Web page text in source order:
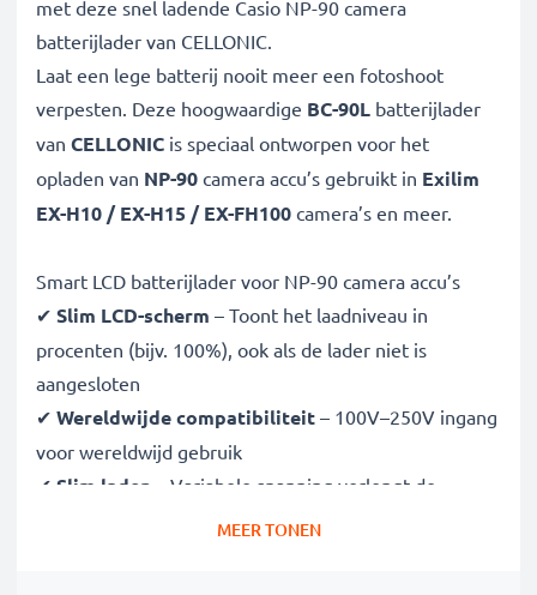
met deze snel ladende Casio NP-90 camera
batterijlader van CELLONIC.
Laat een lege batterij nooit meer een fotoshoot
verpesten. Deze hoogwaardige BC-90L batterijlader
van CELLONIC is speciaal ontworpen voor het
opladen van NP-90 camera accu’s gebruikt in Exilim
EX-H10 / EX-H15 / EX-FH100 camera’s en meer.
Smart LCD batterijlader voor NP-90 camera accu’s
✔ Slim LCD-scherm – Toont het laadniveau in
procenten (bijv. 100%), ook als de lader niet is
aangesloten
✔ Wereldwijde compatibiliteit – 100V–250V ingang
voor wereldwijd gebruik
✔ Slim laden – Variabele spanning verlengt de
levensduur van de batterijMEER TONEN